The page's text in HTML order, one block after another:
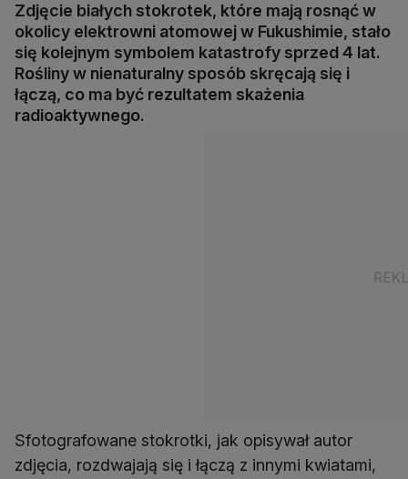
Zdjęcie białych stokrotek, które mają rosnąć w
okolicy elektrowni atomowej w Fukushimie, stało
się kolejnym symbolem katastrofy sprzed 4 lat.
Rośliny w nienaturalny sposób skręcają się i
łączą, co ma być rezultatem skażenia
radioaktywnego.
Sfotografowane stokrotki, jak opisywał autor
zdjęcia, rozdwajają się i łączą z innymi kwiatami,